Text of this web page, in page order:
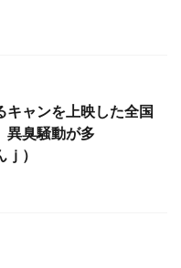
キャンを上映した全国
異臭騒動が多
）